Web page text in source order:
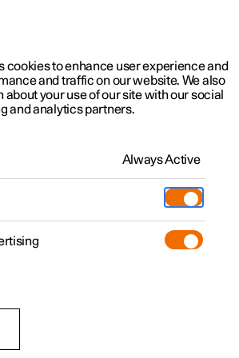
voor
voor
4
voor
5
voor particulieren
voor
nieuw venster)
Software-updates
cookies to enhance user experience and
and traffic on our website. We also
your use of our site with our social
and analytics partners.
Always Active